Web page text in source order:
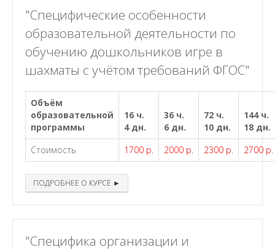
"Специфические особенности
образовательной деятельности по
обучению дошкольников игре в
шахматы с учётом требований ФГОС"
Объём
образовательной
программы
16 ч.
4 дн.
36 ч.
6 дн.
72 ч.
10 дн.
144 ч.
18 дн.
Стоимость
1700 р. 2000 р. 2300 р. 2700 р.
ПОДРОБНЕЕ О КУРСЕ ►
"Специфика организации и